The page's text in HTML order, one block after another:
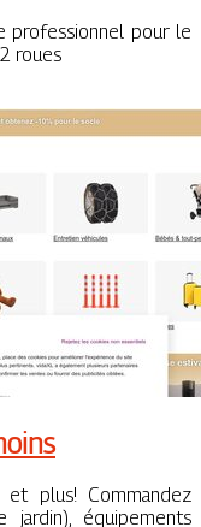
professionnel pour le
roues
plus! Commandez
équipements